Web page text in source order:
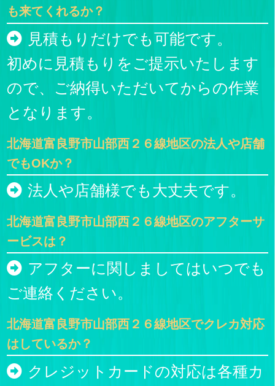
も来てくれるか？
見積もりだけでも可能です。
初めに見積もりをご提示いたします
ので、ご納得いただいてからの作業
となります。
北海道富良野市山部西２６線地区の法人や店舗
でもOKか？
法人や店舗様でも大丈夫です。
北海道富良野市山部西２６線地区のアフターサ
ービスは？
アフターに関しましてはいつでも
ご連絡ください。
北海道富良野市山部西２６線地区でクレカ対応
はしているか？
クレジットカードの対応は各種カ